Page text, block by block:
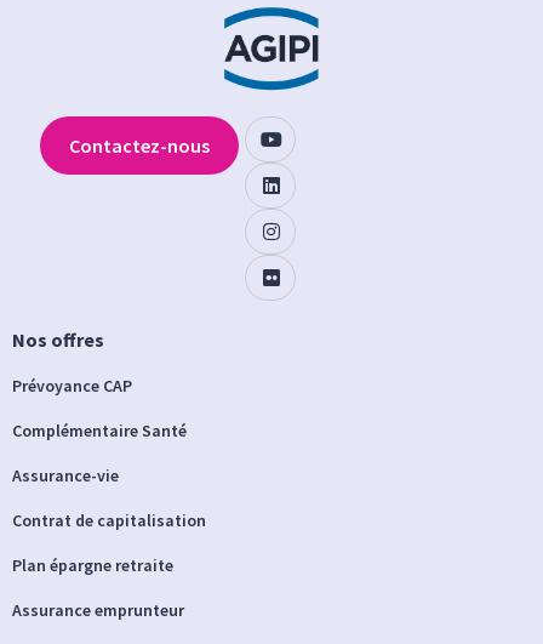
Nos offres
Prévoyance CAP
Complémentaire Santé
Assurance-vie
Contrat de capitalisation
Plan épargne retraite
Assurance emprunteur
Contactez-nous